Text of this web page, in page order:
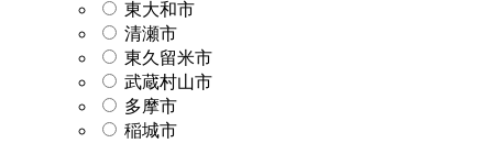
東大和市
清瀬市
東久留米市
武蔵村山市
多摩市
稲城市